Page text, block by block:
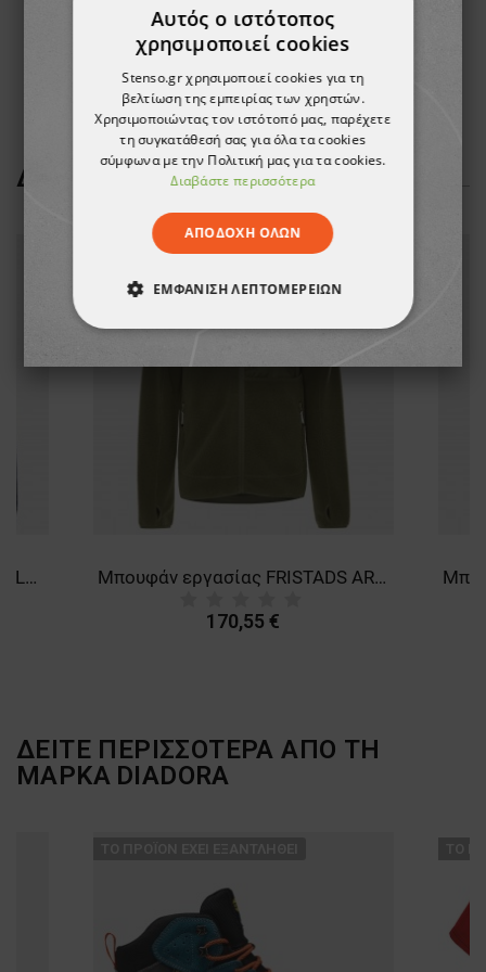
ΔΕΊΤΕ ΠΕΡΙΣΣΌΤΕΡΑ
Μπουφάν FRISTADS COPPER PILE FLEECE DARK BLUE Μπουφάν εργασίας FRISTADS ARGON MICRO PILE FLEECE LIGHT GREEN
170,55 €
ΔΕΙΤΕ ΠΕΡΙΣΣΟΤΕΡΑ ΑΠΟ ΤΗ
ΜΑΡΚΑ DIADORA
Αυτός ο ιστότοπος
χρησιμοποιεί cookies
Stenso.gr χρησιμοποιεί cookies για τη
βελτίωση της εμπειρίας των χρηστών.
Χρησιμοποιώντας τον ιστότοπό μας, παρέχετε
τη συγκατάθεσή σας για όλα τα cookies
σύμφωνα με την Πολιτική μας για τα cookies.
Διαβάστε περισσότερα
ΑΠΟΔΟΧΉ ΌΛΩΝ
ΕΜΦΆΝΙΣΗ ΛΕΠΤΟΜΕΡΕΙΏΝ
ΑΠΟΛΎΤΩΣ ΑΠΑΡΑΊΤΗΤΑ
ΛΕΙΤΟΥΡΓΙΚΌΤΗΤΑΣ
ΜΗ ΤΑΞΙΝΟΜΗΜΈΝΑ